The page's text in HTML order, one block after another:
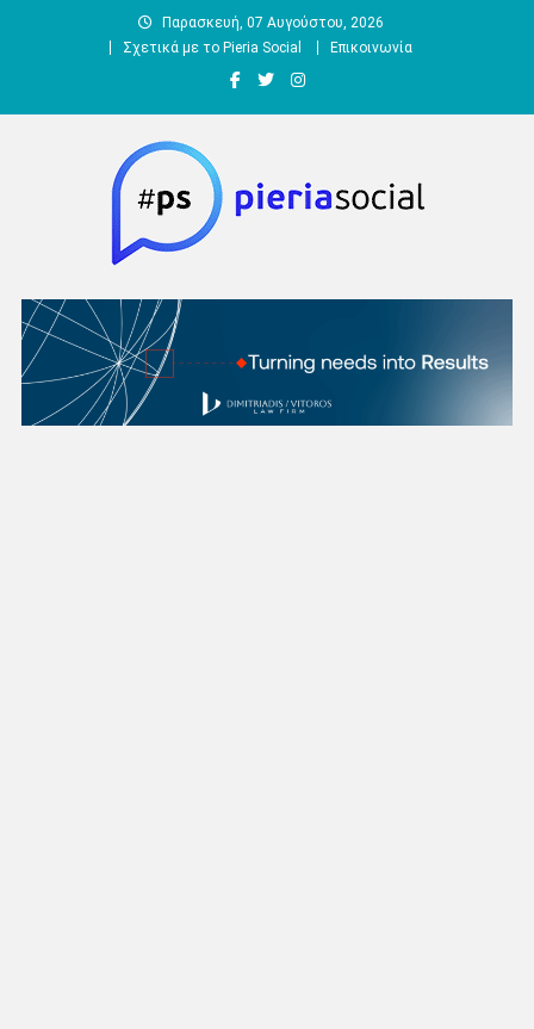
Παρασκευή, 07 Αυγούστου, 2026
Σχετικά με το Pieria Social
Επικοινωνία
Pieria Social